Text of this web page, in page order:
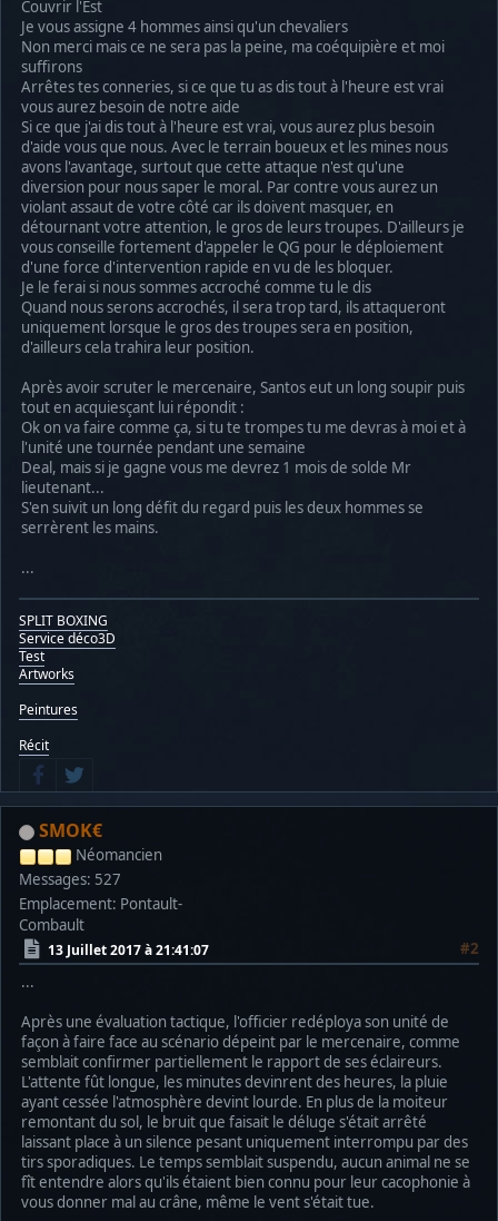
Couvrir l'Est
Je vous assigne 4 hommes ainsi qu'un chevaliers
Non merci mais ce ne sera pas la peine, ma coéquipière et moi
suffirons
Arrêtes tes conneries, si ce que tu as dis tout à l'heure est vrai
vous aurez besoin de notre aide
Si ce que j'ai dis tout à l'heure est vrai, vous aurez plus besoin
d'aide vous que nous. Avec le terrain boueux et les mines nous
avons l'avantage, surtout que cette attaque n'est qu'une
diversion pour nous saper le moral. Par contre vous aurez un
violant assaut de votre côté car ils doivent masquer, en
détournant votre attention, le gros de leurs troupes. D'ailleurs je
vous conseille fortement d'appeler le QG pour le déploiement
d'une force d'intervention rapide en vu de les bloquer.
Je le ferai si nous sommes accroché comme tu le dis
Quand nous serons accrochés, il sera trop tard, ils attaqueront
uniquement lorsque le gros des troupes sera en position,
d'ailleurs cela trahira leur position.
Après avoir scruter le mercenaire, Santos eut un long soupir puis
tout en acquiesçant lui répondit :
Ok on va faire comme ça, si tu te trompes tu me devras à moi et à
l'unité une tournée pendant une semaine
Deal, mais si je gagne vous me devrez 1 mois de solde Mr
lieutenant...
S'en suivit un long défit du regard puis les deux hommes se
serrèrent les mains.
...
SPLIT BOXING
Service déco3D
Test
Artworks
Peintures
Récit
SMOK€
Néomancien
Messages: 527
Emplacement: Pontault-
Combault
13 Juillet 2017 à 21:41:07
#2
...
Après une évaluation tactique, l'officier redéploya son unité de
façon à faire face au scénario dépeint par le mercenaire, comme
semblait confirmer partiellement le rapport de ses éclaireurs.
L'attente fût longue, les minutes devinrent des heures, la pluie
ayant cessée l'atmosphère devint lourde. En plus de la moiteur
remontant du sol, le bruit que faisait le déluge s'était arrêté
laissant place à un silence pesant uniquement interrompu par des
tirs sporadiques. Le temps semblait suspendu, aucun animal ne se
fît entendre alors qu'ils étaient bien connu pour leur cacophonie à
vous donner mal au crâne, même le vent s'était tue.